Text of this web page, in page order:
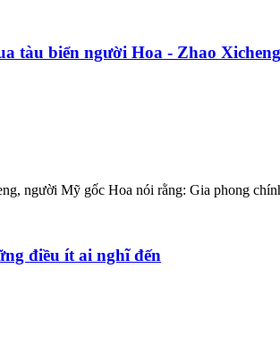
tàu biển người Hoa - Zhao Xicheng
người Mỹ gốc Hoa nói rằng: Gia phong
điều ít ai nghĩ đến